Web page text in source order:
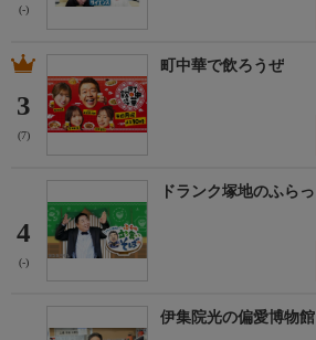
(-)
3
(7)
町中華で飲ろうぜ
4
(-)
ドランク塚地のふら
伊集院光の偏愛博物館